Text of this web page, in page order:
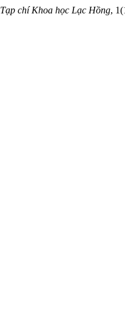
Tạp chí Khoa học Lạc Hồng,